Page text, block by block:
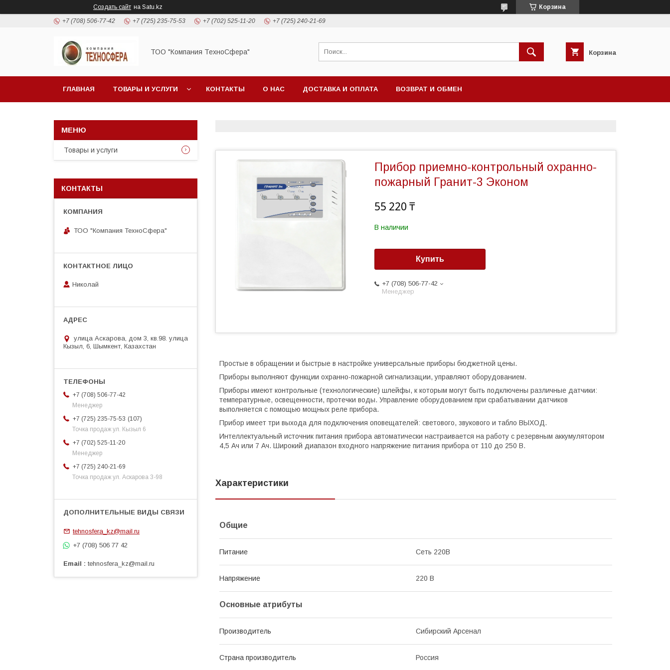
Создать сайт на Satu.kz Корзина
+7 (708) 506-77-42 +7 (725) 235-75-53 +7 (702) 525-11-20 +7 (725) 240-21-69
ТОО "Компания ТехноСфера" Корзина
ГЛАВНАЯ ТОВАРЫ И УСЛУГИ КОНТАКТЫ О НАС ДОСТАВКА И ОПЛАТА ВОЗВРАТ И ОБМЕН
Прибор приемно-контрольный охранно-
пожарный Гранит-3 Эконом
55 220 ₸
В наличии
Купить
+7 (708) 506-77-42
Менеджер
Простые в обращении и быстрые в настройке универсальные приборы бюджетной цены.
Приборы выполняют функции охранно-пожарной сигнализации, управляют оборудованием.
Приборы имеют контрольные (технологические) шлейфы, к которым могут быть подключены различные датчики:
температурные, освещенности, протечки воды. Управление оборудованием при срабатывании датчиков
выполняется с помощью мощных реле прибора.
Прибор имеет три выхода для подключения оповещателей: светового, звукового и табло ВЫХОД.
Интеллектуальный источник питания прибора автоматически настраивается на работу с резервным аккумулятором
4,5 Ач или 7 Ач. Широкий диапазон входного напряжение питания прибора от 110 до 250 В.
Характеристики
Общие
Питание Сеть 220В
Напряжение 220 В
Основные атрибуты
Производитель Сибирский Арсенал
Страна производитель Россия
Товары и услуги
КОНТАКТЫ
ТОО "Компания ТехноСфера"
Николай
улица Аскарова, дом 3, кв.98. улица
Кызыл, 6, Шымкент, Казахстан
+7 (708) 506-77-42
Менеджер
+7 (725) 235-75-53
107
Точка продаж ул. Кызыл 6
+7 (702) 525-11-20
Менеджер
+7 (725) 240-21-69
Точка продаж ул. Аскарова 3-98
tehnosfera_kz@mail.ru
+7 (708) 506 77 42
Email tehnosfera_kz@mail.ru